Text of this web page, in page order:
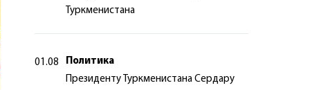
Туркменистана
01.08
Политика
Президенту Туркменистана Сердару